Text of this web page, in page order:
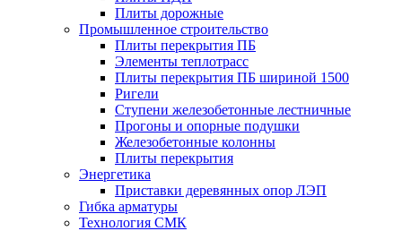
Плиты дорожные
Промышленное строительство
Плиты перекрытия ПБ
Элементы теплотрасс
Плиты перекрытия ПБ шириной 1500
Ригели
Ступени железобетонные лестничные
Прогоны и опорные подушки
Железобетонные колонны
Плиты перекрытия
Энергетика
Приставки деревянных опор ЛЭП
Гибка арматуры
Технология СМК